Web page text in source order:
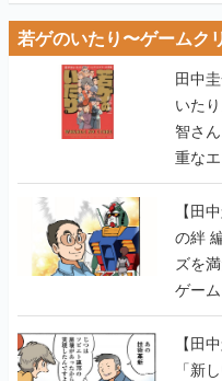
若ゲのいたり〜ゲームク
田中
いた
智さ
重な
【田
の絆
ズを
ゲー
【若
【田
「新